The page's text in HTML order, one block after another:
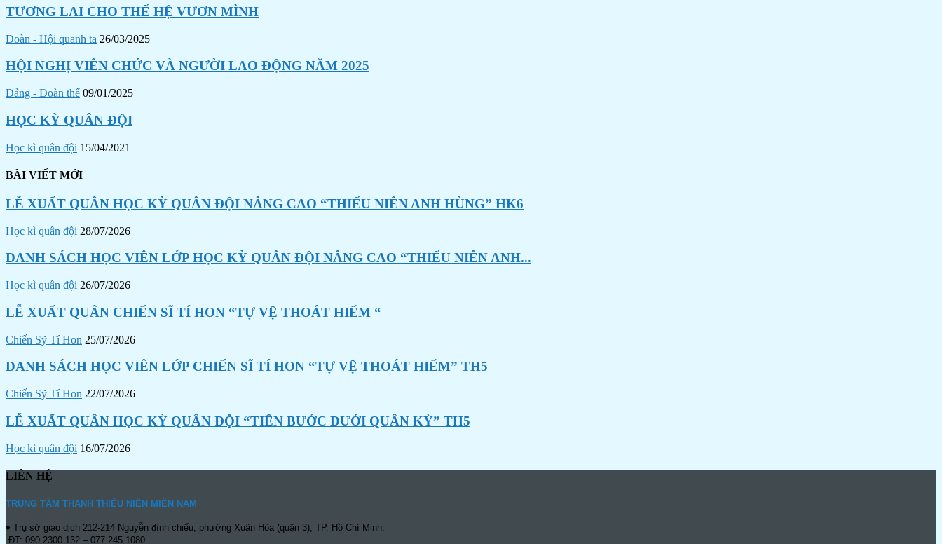
TƯƠNG LAI CHO THẾ HỆ VƯƠN MÌNH
Đoàn - Hội quanh ta 26/03/2025
HỘI NGHỊ VIÊN CHỨC VÀ NGƯỜI LAO ĐỘNG NĂM 2025
Đảng - Đoàn thể 09/01/2025
HỌC KỲ QUÂN ĐỘI
Học kì quân đội 15/04/2021
BÀI VIẾT MỚI
LỄ XUẤT QUÂN HỌC KỲ QUÂN ĐỘI NÂNG CAO “THIẾU NIÊN ANH HÙNG” HK6
Học kì quân đội 28/07/2026
DANH SÁCH HỌC VIÊN LỚP HỌC KỲ QUÂN ĐỘI NÂNG CAO “THIẾU NIÊN ANH...
Học kì quân đội 26/07/2026
LỄ XUẤT QUÂN CHIẾN SĨ TÍ HON “TỰ VỆ THOÁT HIỂM “
Chiến Sỹ Tí Hon 25/07/2026
DANH SÁCH HỌC VIÊN LỚP CHIẾN SĨ TÍ HON “TỰ VỆ THOÁT HIỂM” TH5
Chiến Sỹ Tí Hon 22/07/2026
LỄ XUẤT QUÂN HỌC KỲ QUÂN ĐỘI “TIẾN BƯỚC DƯỚI QUÂN KỲ” TH5
Học kì quân đội 16/07/2026
LIÊN HỆ
TRUNG TÂM THANH THIẾU NIÊN MIỀN NAM
♦ Trụ sở giao dịch 212-214 Nguyễn đình chiểu, phường Xuân Hòa (quận 3), TP. Hồ Chí Minh.
ĐT: 090.2300.132 – 077.245.1080